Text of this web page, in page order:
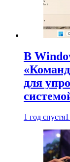
В
для
1 год спустя